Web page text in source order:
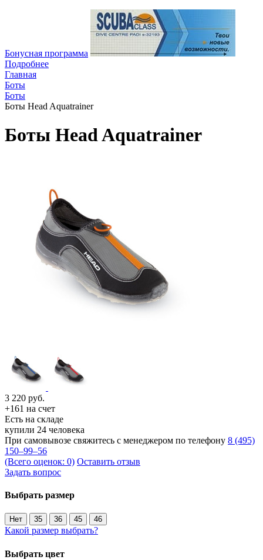
Бонусная программа
Подробнее
Главная
Боты
Боты
Боты Head Aquatrainer
Боты Head Aquatrainer
3 220 руб.
+161 на счет
Есть на складе
купили 24 человека
При самовывозе свяжитесь с менеджером по телефону 8 (495)
150–99–56
(Всего оценок: 0) Оставить отзыв
Задать вопрос
Выбрать размер
Нет 35 36 45 46
Какой размер выбрать?
Выбрать цвет